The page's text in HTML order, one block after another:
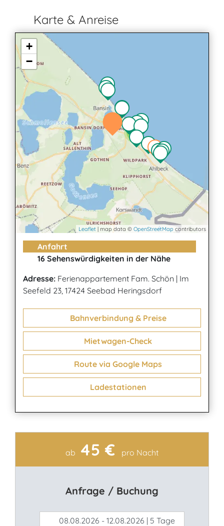
Karte & Anreise
4
+
−
Leaflet | map data © OpenStreetMap contributors
Anfahrt
16 Sehenswürdigkeiten in der Nähe
Adresse: Ferienappartement Fam. Schön | Im
Seefeld 23, 17424 Seebad Heringsdorf
Bahnverbindung & Preise
Mietwagen-Check
Route via Google Maps
Ladestationen
Kontakt
ab 45 € pro Nacht
Anfrage / Buchung
08.08.2026 - 12.08.2026 | 5 Tage